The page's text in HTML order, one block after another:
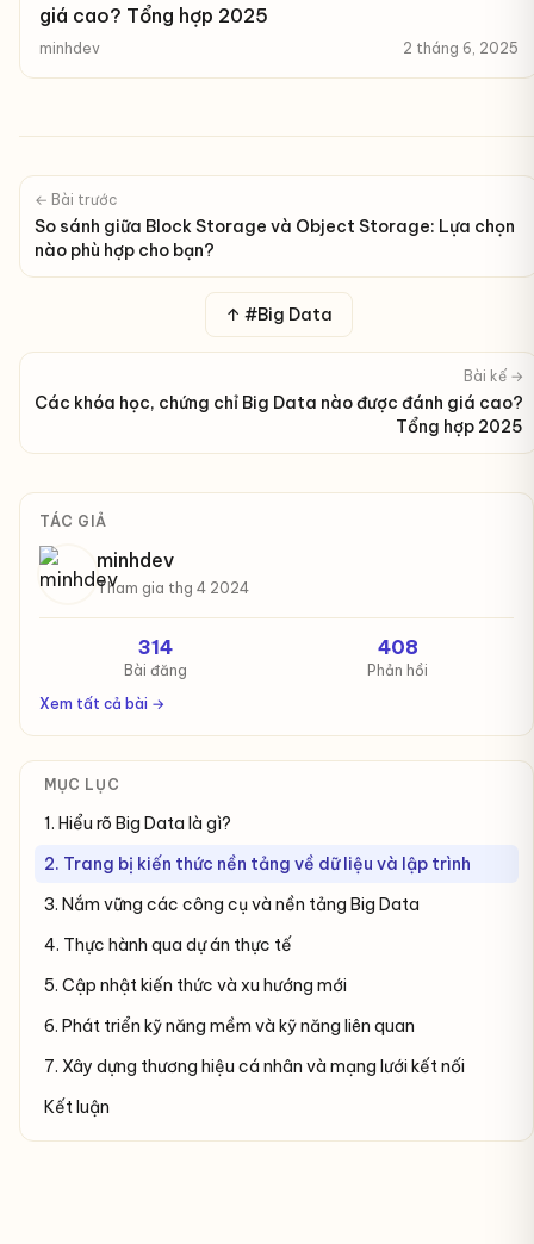
giá cao? Tổng hợp 2025
minhdev 2 tháng 6, 2025
← Bài trước
So sánh giữa Block Storage và Object Storage: Lựa chọn
nào phù hợp cho bạn?
↑ #Big Data
Bài kế →
Các khóa học, chứng chỉ Big Data nào được đánh giá cao?
Tổng hợp 2025
TÁC GIẢ
minhdev
Tham gia thg 4 2024
314
Bài đăng
408
Phản hồi
Xem tất cả bài →
MỤC LỤC
1. Hiểu rõ Big Data là gì?
2. Trang bị kiến thức nền tảng về dữ liệu và lập trình
3. Nắm vững các công cụ và nền tảng Big Data
4. Thực hành qua dự án thực tế
5. Cập nhật kiến thức và xu hướng mới
6. Phát triển kỹ năng mềm và kỹ năng liên quan
7. Xây dựng thương hiệu cá nhân và mạng lưới kết nối
Kết luận